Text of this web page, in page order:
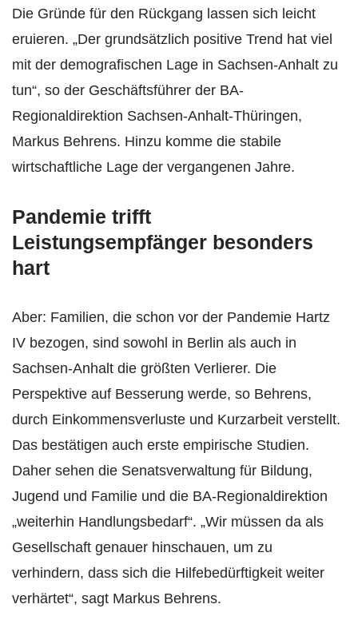
Die Gründe für den Rückgang lassen sich leicht
eruieren. „Der grundsätzlich positive Trend hat viel
mit der demografischen Lage in Sachsen-Anhalt zu
tun“, so der Geschäftsführer der BA-
Regionaldirektion Sachsen-Anhalt-Thüringen,
Markus Behrens. Hinzu komme die stabile
wirtschaftliche Lage der vergangenen Jahre.
Pandemie trifft
Leistungsempfänger besonders
hart
Aber: Familien, die schon vor der Pandemie Hartz
IV bezogen, sind sowohl in Berlin als auch in
Sachsen-Anhalt die größten Verlierer. Die
Perspektive auf Besserung werde, so Behrens,
durch Einkommensverluste und Kurzarbeit verstellt.
Das bestätigen auch erste empirische Studien.
Daher sehen die Senatsverwaltung für Bildung,
Jugend und Familie und die BA-Regionaldirektion
„weiterhin Handlungsbedarf“. „Wir müssen da als
Gesellschaft genauer hinschauen, um zu
verhindern, dass sich die Hilfebedürftigkeit weiter
verhärtet“, sagt Markus Behrens.